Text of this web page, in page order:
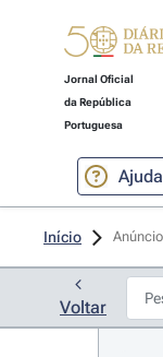
Jornal Oficial
da República
Portuguesa
Ajuda
Início
Voltar